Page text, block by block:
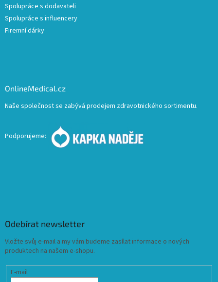
Spolupráce s dodavateli
Spolupráce s influencery
Firemní dárky
OnlineMedical.cz
Naše společnost se zabývá prodejem zdravotnického sortimentu.
Podporujeme:
Odebírat newsletter
Vložte svůj e-mail a my vám budeme zasílat informace o nových
produktech na našem e-shopu.
E-mail